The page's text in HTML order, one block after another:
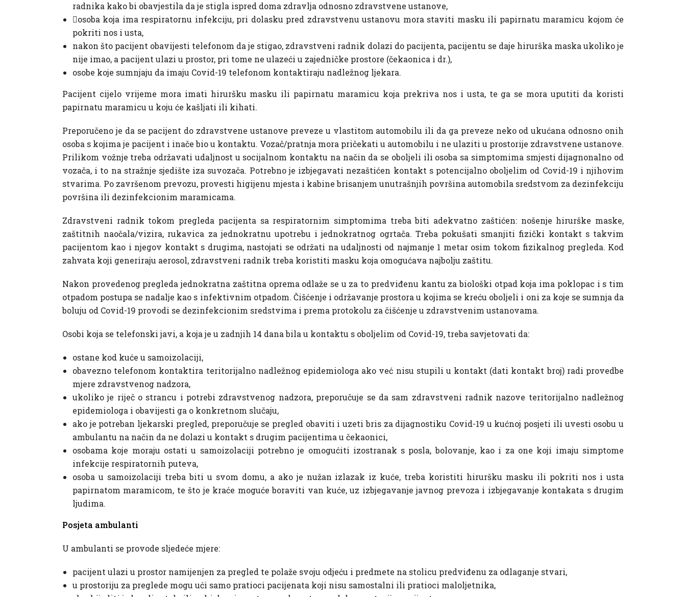
radnika kako bi obavjestila da je stigla ispred doma zdravlja odnosno zdravstvene ustanove,
osoba koja ima respiratornu infekciju, pri dolasku pred zdravstvenu ustanovu mora staviti masku ili papirnatu maramicu kojom će
pokriti nos i usta,
nakon što pacijent obavijesti telefonom da je stigao, zdravstveni radnik dolazi do pacijenta, pacijentu se daje hirurška maska ukoliko je
nije imao, a pacijent ulazi u prostor, pri tome ne ulazeći u zajedničke prostore (čekaonica i dr.),
osobe koje sumnjaju da imaju Covid-19 telefonom kontaktiraju nadležnog ljekara.
Pacijent cijelo vrijeme mora imati hiruršku masku ili papirnatu maramicu koja prekriva nos i usta, te ga se mora uputiti da koristi
papirnatu maramicu u koju će kašljati ili kihati.
Preporučeno je da se pacijent do zdravstvene ustanove preveze u vlastitom automobilu ili da ga preveze neko od ukućana odnosno onih
osoba s kojima je pacijent i inače bio u kontaktu. Vozač/pratnja mora pričekati u automobilu i ne ulaziti u prostorije zdravstvene ustanove.
Prilikom vožnje treba održavati udaljnost u socijalnom kontaktu na način da se oboljeli ili osoba sa simptomima smjesti dijagnonalno od
vozača, i to na stražnje sjedište iza suvozača. Potrebno je izbjegavati nezaštićen kontakt s potencijalno oboljelim od Covid-19 i njihovim
stvarima. Po završenom prevozu, provesti higijenu mjesta i kabine brisanjem unutrašnjih površina automobila sredstvom za dezinfekciju
površina ili dezinfekcionim maramicama.
Zdravstveni radnik tokom pregleda pacijenta sa respiratornim simptomima treba biti adekvatno zaštićen: nošenje hirurške maske,
zaštitnih naočala/vizira, rukavica za jednokratnu upotrebu i jednokratnog ogrtača. Treba pokušati smanjiti fizički kontakt s takvim
pacijentom kao i njegov kontakt s drugima, nastojati se održati na udaljnosti od najmanje 1 metar osim tokom fizikalnog pregleda. Kod
zahvata koji generiraju aerosol, zdravstveni radnik treba koristiti masku koja omogućava najbolju zaštitu.
Nakon provedenog pregleda jednokratna zaštitna oprema odlaže se u za to predviđenu kantu za biološki otpad koja ima poklopac i s tim
otpadom postupa se nadalje kao s infektivnim otpadom. Čišćenje i održavanje prostora u kojima se kreću oboljeli i oni za koje se sumnja da
boluju od Covid-19 provodi se dezinfekcionim sredstvima i prema protokolu za čišćenje u zdravstvenim ustanovama.
Osobi koja se telefonski javi, a koja je u zadnjih 14 dana bila u kontaktu s oboljelim od Covid-19, treba savjetovati da:
ostane kod kuće u samoizolaciji,
obavezno telefonom kontaktira teritorijalno nadležnog epidemiologa ako već nisu stupili u kontakt (dati kontakt broj) radi provedbe
mjere zdravstvenog nadzora,
ukoliko je riječ o strancu i potrebi zdravstvenog nadzora, preporučuje se da sam zdravstveni radnik nazove teritorijalno nadležnog
epidemiologa i obavijesti ga o konkretnom slučaju,
ako je potreban ljekarski pregled, preporučuje se pregled obaviti i uzeti bris za dijagnostiku Covid-19 u kućnoj posjeti ili uvesti osobu u
ambulantu na način da ne dolazi u kontakt s drugim pacijentima u čekaonici,
osobama koje moraju ostati u samoizolaciji potrebno je omogućiti izostranak s posla, bolovanje, kao i za one koji imaju simptome
infekcije respiratornih puteva,
osoba u samoizolaciji treba biti u svom domu, a ako je nužan izlazak iz kuće, treba koristiti hiruršku masku ili pokriti nos i usta
papirnatom maramicom, te što je kraće moguće boraviti van kuće, uz izbjegavanje javnog prevoza i izbjegavanje kontakata s drugim
ljudima.
Posjeta ambulanti
U ambulanti se provode sljedeće mjere:
pacijent ulazi u prostor namijenjen za pregled te polaže svoju odjeću i predmete na stolicu predviđenu za odlaganje stvari,
u prostoriju za preglede mogu ući samo pratioci pacijenata koji nisu samostalni ili pratioci maloljetnika,